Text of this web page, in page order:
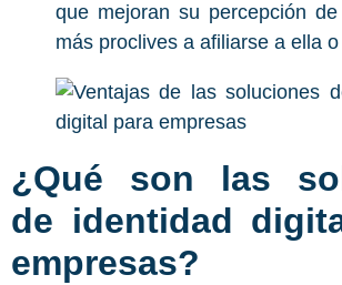
que mejoran su percepción
más proclives a afiliarse a ella
¿Qué son las
de identidad
empresas?